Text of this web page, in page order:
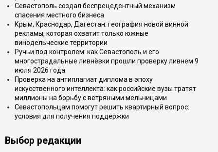
Севастополь создал беспрецедентный механизм
спасения местного бизнеса
Крым, Краснодар, Дагестан: география новой винной
рекламы, которая охватит только южные
винодельческие территории
Ручьи под контролем: как Севастополь и его
многострадальные ливнёвки прошли проверку ливнем 9
июля 2026 года
Проверка на антиплагиат диплома в эпоху
искусственного интеллекта: как российские вузы тратят
миллионы на борьбу с ветряными мельницами
Севастопольцам помогут решить квартирный вопрос:
условия для получения поддержки
Выбор редакции